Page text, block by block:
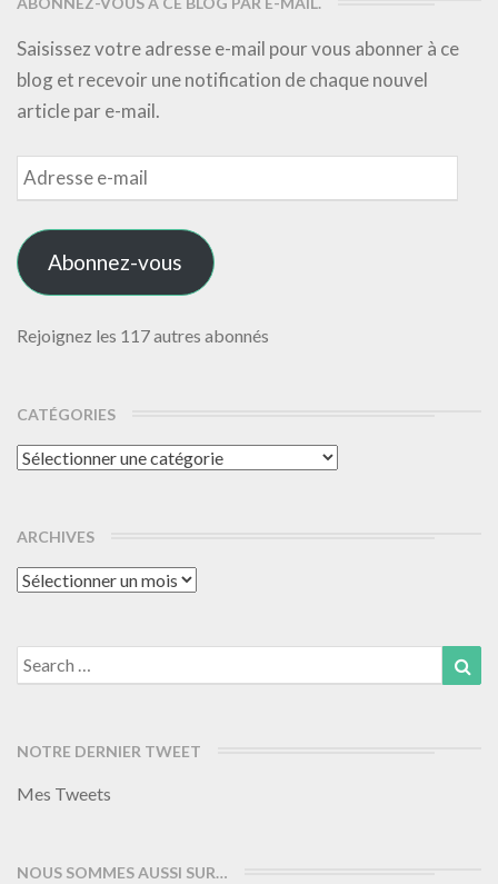
Saisissez votre adresse e-mail pour vous abonner à ce
blog et recevoir une notification de chaque nouvel
article par e-mail.
Adresse
e-
mail
Abonnez-vous
Rejoignez les 117 autres abonnés
CATÉGORIES
Catégories
ARCHIVES
Archives
Search
for:
NOTRE DERNIER TWEET
Mes Tweets
NOUS SOMMES AUSSI SUR…